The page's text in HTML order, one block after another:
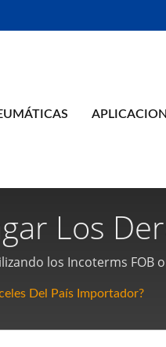
Los
De
los Incoterms FOB
Del País Importador?